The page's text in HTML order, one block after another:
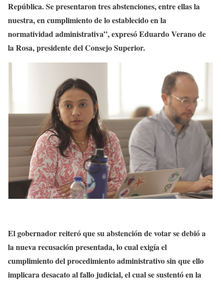
República. Se presentaron tres abstenciones, entre ellas la
nuestra, en cumplimiento de lo establecido en la
normatividad administrativa”, expresó Eduardo Verano de
la Rosa, presidente del Consejo Superior.
El gobernador reiteró que su abstención de votar se debió a
la nueva recusación presentada, lo cual exigía el
cumplimiento del procedimiento administrativo sin que ello
implicara desacato al fallo judicial, el cual se sustentó en la